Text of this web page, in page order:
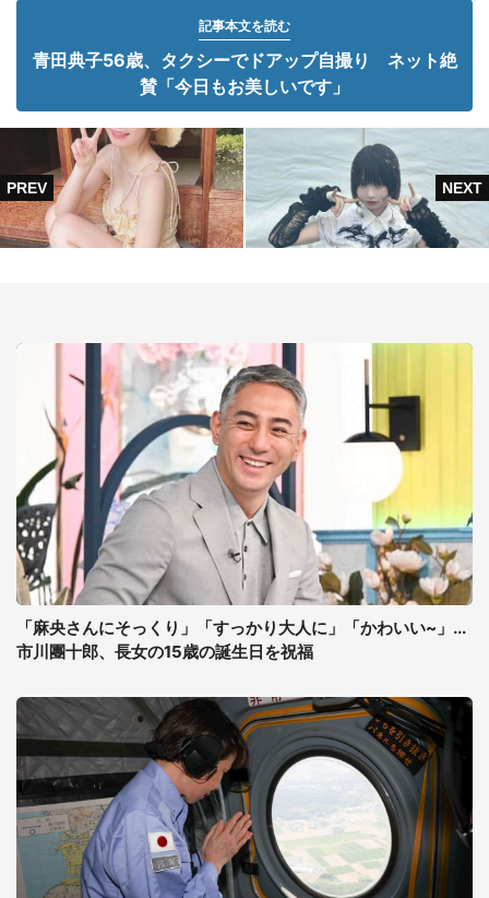
記事本文を読む
青田典子56歳、タクシーでドアップ自撮り ネット絶
賛「今日もお美しいです」
「麻央さんにそっくり」「すっかり大人に」「かわいい~」...
市川團十郎、長女の15歳の誕生日を祝福